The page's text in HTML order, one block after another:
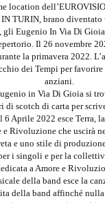
location
TURIN, brano diventato
Eugenio In Via Di
Il 26 novembre
la primavera 2022.
dei Tempi per
anziani.
in Via Di Gioia si
di scotch di carta per
Aprile 2022 esce Terra,
Rivoluzione che uscirà
e uno stile di
i singoli e per la
a Amore e
della band esce la
della band affinché